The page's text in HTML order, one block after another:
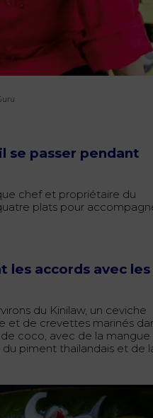
se passer pendant
chef et propriétaire du
plats pour
les accords avec les
du Kinilaw, un ceviche
et de crevettes marinés
coco, avec de la mangue
piment thaïlandais et de